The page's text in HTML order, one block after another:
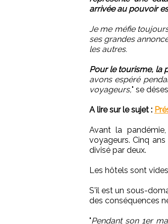
arrivée au pouvoir
Je me méfie
ses grandes
les autres.
Pour le tourisme, la
avons espéré
voyageurs," se
A lire sur le sujet :
Avant la
voyageurs. Cinq
divisé par deux.
Les hôtels sont
S'il est un sous-
des conséquences
"Pendant son 1er